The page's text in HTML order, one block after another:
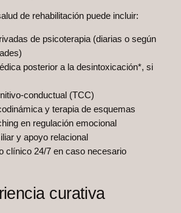
de rehabilitación puede incluir:
de psicoterapia (diarias o según
posterior a la desintoxicación*, si
conductual (TCC)
y terapia de esquemas
en regulación emocional
y apoyo relacional
clínico 24/7 en caso necesario
curativa